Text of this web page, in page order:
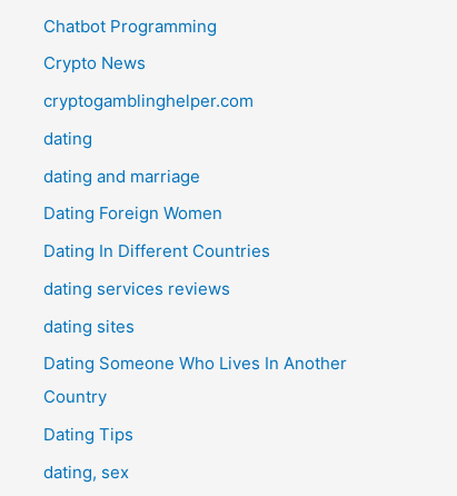
Chatbot Programming
Crypto News
cryptogamblinghelper.com
dating
dating and marriage
Dating Foreign Women
Dating In Different Countries
dating services reviews
dating sites
Dating Someone Who Lives In Another
Country
Dating Tips
dating, sex